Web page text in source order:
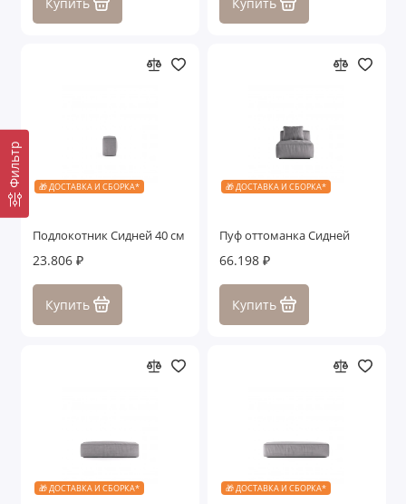
Фильтр 🎁 ДОСТАВКА И СБОРКА*
Подлокотник Сидней 40 см
23.806 ₽
Купить
🎁 ДОСТАВКА И СБОРКА*
Пуф оттоманка Сидней
66.198 ₽
Купить
🎁 ДОСТАВКА И СБОРКА* 🎁 ДОСТАВКА И СБОРКА*